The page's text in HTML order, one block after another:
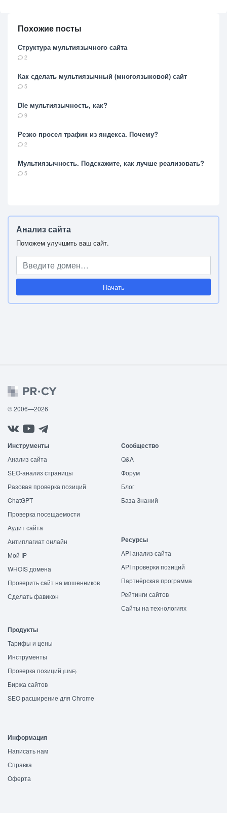
Похожие посты
Структура мультиязычного сайта
2
Как сделать мультиязычный (многоязыковой) сайт
5
Dle мультиязычность, как?
9
Резко просел трафик из яндекса. Почему?
2
Мультиязычность. Подскажите, как лучше реализовать?
5
Анализ сайта
Поможем улучшить ваш сайт.
Начать
© 2006—2026
Инструменты
Анализ сайта
SEO-анализ страницы
Разовая проверка позиций
ChatGPT
Проверка посещаемости
Аудит сайта
Антиплагиат онлайн
Мой IP
WHOIS домена
Проверить сайт на мошенников
Сделать фавикон
Сообщество
Q&A
Форум
Блог
База Знаний
Ресурсы
API анализ сайта
API проверки позиций
Партнёрская программа
Рейтинги сайтов
Сайты на технологиях
Продукты
Тарифы и цены
Инструменты
Проверка позиций (LINE)
Биржа сайтов
SEO расширение для Chrome
Информация
Написать нам
Справка
Оферта